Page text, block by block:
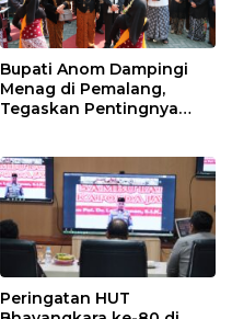
Bupati Anom Dampingi
Menag di Pemalang,
Tegaskan Pentingnya
Peringatan HUT